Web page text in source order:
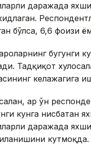
даражада
бўлса, 6,6 фоизи
бугунги
Тадқиқот
келажагига
ҳар ўн
кунга нисбатан
даражада